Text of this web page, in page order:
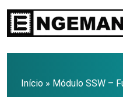
Início » Módulo SSW –